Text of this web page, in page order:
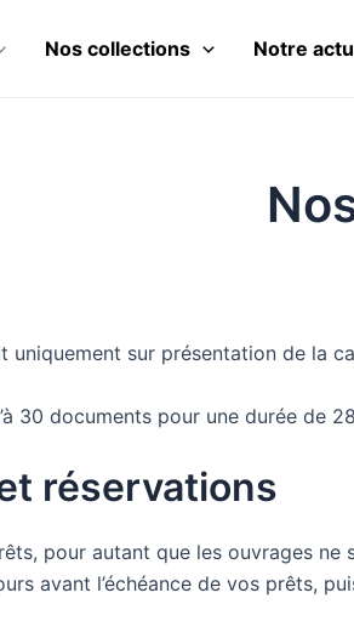
Nos collections Notre
uniquement sur présentation de la
30 documents pour une durée de
réservations
pour autant que les ouvrages
avant l’échéance de vos prêts,